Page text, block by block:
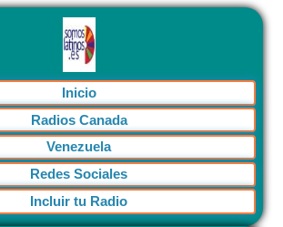
Inicio
Radios Canada
Venezuela
Redes Sociales
Incluir tu Radio